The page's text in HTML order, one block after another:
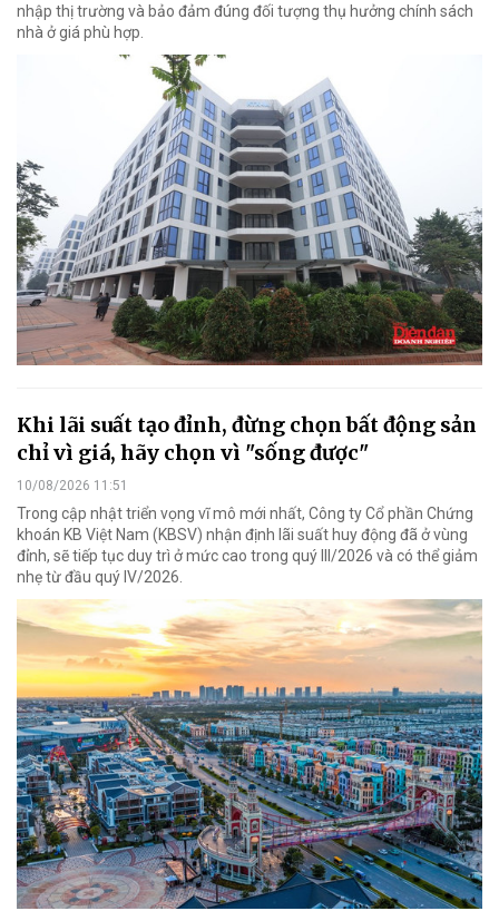
nhập thị trường và bảo đảm đúng đối tượng thụ hưởng chính sách
nhà ở giá phù hợp.
Khi lãi suất tạo đỉnh, đừng chọn bất động sản
chỉ vì giá, hãy chọn vì "sống được"
10/08/2026 11:51
Trong cập nhật triển vọng vĩ mô mới nhất, Công ty Cổ phần Chứng
khoán KB Việt Nam (KBSV) nhận định lãi suất huy động đã ở vùng
đỉnh, sẽ tiếp tục duy trì ở mức cao trong quý III/2026 và có thể giảm
nhẹ từ đầu quý IV/2026.